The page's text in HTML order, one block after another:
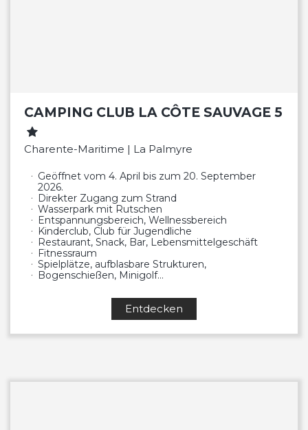
CAMPING CLUB LA CÔTE SAUVAGE 5
Charente-Maritime | La Palmyre
Geöffnet vom 4. April bis zum 20. September
2026.
Direkter Zugang zum Strand
Wasserpark mit Rutschen
Entspannungsbereich, Wellnessbereich
Kinderclub, Club für Jugendliche
Restaurant, Snack, Bar, Lebensmittelgeschäft
Fitnessraum
Spielplätze, aufblasbare Strukturen,
Bogenschießen, Minigolf…
Entdecken